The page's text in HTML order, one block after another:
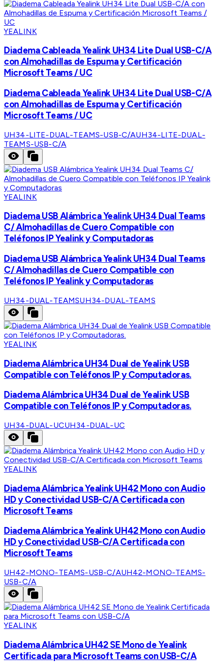
YEALINK
Diadema Cableada Yealink UH34 Lite Dual USB-C/A
con Almohadillas de Espuma y Certificación
Microsoft Teams / UC
Diadema Cableada Yealink UH34 Lite Dual USB-C/A
con Almohadillas de Espuma y Certificación
Microsoft Teams / UC
UH34-LITE-DUAL-TEAMS-USB-C/AUH34-LITE-DUAL-
TEAMS-USB-C/A
YEALINK
Diadema USB Alámbrica Yealink UH34 Dual Teams
C/ Almohadillas de Cuero Compatible con
Teléfonos IP Yealink y Computadoras
Diadema USB Alámbrica Yealink UH34 Dual Teams
C/ Almohadillas de Cuero Compatible con
Teléfonos IP Yealink y Computadoras
UH34-DUAL-TEAMSUH34-DUAL-TEAMS
YEALINK
Diadema Alámbrica UH34 Dual de Yealink USB
Compatible con Teléfonos IP y Computadoras.
Diadema Alámbrica UH34 Dual de Yealink USB
Compatible con Teléfonos IP y Computadoras.
UH34-DUAL-UCUH34-DUAL-UC
YEALINK
Diadema Alámbrica Yealink UH42 Mono con Audio
HD y Conectividad USB-C/A Certificada con
Microsoft Teams
Diadema Alámbrica Yealink UH42 Mono con Audio
HD y Conectividad USB-C/A Certificada con
Microsoft Teams
UH42-MONO-TEAMS-USB-C/AUH42-MONO-TEAMS-
USB-C/A
YEALINK
Diadema Alámbrica UH42 SE Mono de Yealink
Certificada para Microsoft Teams con USB-C/A